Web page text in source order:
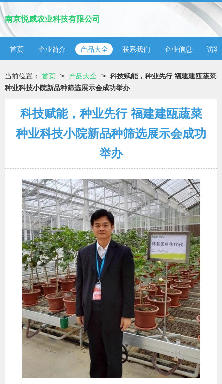
南京悦威农业科技有限公司
首页 企业简介 产品大全 联系我们 企业信息 访客
当前位置： 首页 > 产品大全 > 科技赋能，种业先行 福建建瓯蔬菜
种业科技小院新品种筛选展示会成功举办
科技赋能，种业先行 福建建瓯蔬菜
种业科技小院新品种筛选展示会成功
举办